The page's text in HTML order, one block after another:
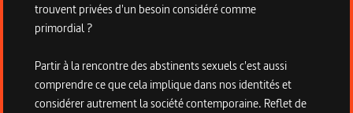
trouvent privées d'un besoin considéré comme
primordial ?
Partir à la rencontre des abstinents sexuels c'est aussi
comprendre ce que cela implique dans nos identités et
considérer autrement la société contemporaine. Reflet de